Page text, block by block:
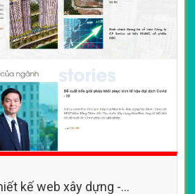
kế web xây dựng -